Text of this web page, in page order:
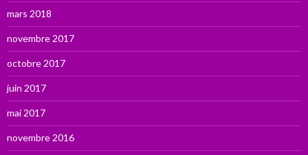
mars 2018
novembre 2017
octobre 2017
juin 2017
mai 2017
novembre 2016